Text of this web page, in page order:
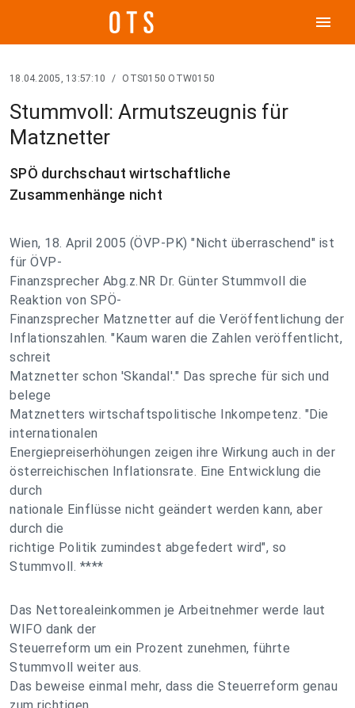
menu
18.04.2005, 13:57:10 / OTS0150 OTW0150
Stummvoll: Armutszeugnis für
Matznetter
SPÖ durchschaut wirtschaftliche
Zusammenhänge nicht
Wien, 18. April 2005 (ÖVP-PK) "Nicht überraschend" ist
für ÖVP-
Finanzsprecher Abg.z.NR Dr. Günter Stummvoll die
Reaktion von SPÖ-
Finanzsprecher Matznetter auf die Veröffentlichung der
Inflationszahlen. "Kaum waren die Zahlen veröffentlicht,
schreit
Matznetter schon 'Skandal'." Das spreche für sich und
belege
Matznetters wirtschaftspolitische Inkompetenz. "Die
internationalen
Energiepreiserhöhungen zeigen ihre Wirkung auch in der
österreichischen Inflationsrate. Eine Entwicklung die
durch
nationale Einflüsse nicht geändert werden kann, aber
durch die
richtige Politik zumindest abgefedert wird", so
Stummvoll. ****
Das Nettorealeinkommen je Arbeitnehmer werde laut
WIFO dank der
Steuerreform um ein Prozent zunehmen, führte
Stummvoll weiter aus.
Das beweise einmal mehr, dass die Steuerreform genau